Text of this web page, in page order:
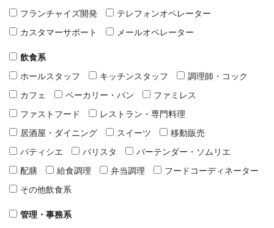
フランチャイズ開発
テレフォンオペレーター
カスタマーサポート
メールオペレーター
飲食系
ホールスタッフ
キッチンスタッフ
調理師・コック
カフェ
ベーカリー・パン
ファミレス
ファストフード
レストラン・専門料理
居酒屋・ダイニング
スイーツ
移動販売
パティシエ
バリスタ
バーテンダー・ソムリエ
配膳
給食調理 弁当調理
フードコーディネーター
その他飲食系
管理・事務系